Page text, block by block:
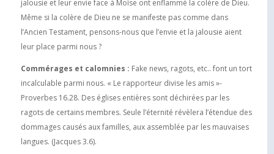
jalousie et leur envie face à Moïse ont enflammé la colère de Dieu.
Même si la colère de Dieu ne se manifeste pas comme dans
l’Ancien Testament, pensons-nous que l’envie et la jalousie aient
leur place parmi nous ?
Commérages et calomnies : Fake news, ragots, etc.. font un tort
incalculable parmi nous. « Le rapporteur divise les amis »-
Proverbes 16.28. Des églises entières sont déchirées par les
ragots de certains membres. Seule l’éternité révèlera l’étendue des
dommages causés aux familles, aux assemblée par les mauvaises
langues. (Jacques 3.6).